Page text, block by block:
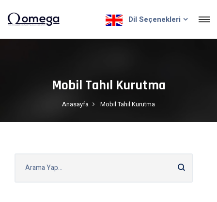
Dil Seçenekleri
Mobil Tahıl Kurutma
Anasayfa Mobil Tahıl Kurutma